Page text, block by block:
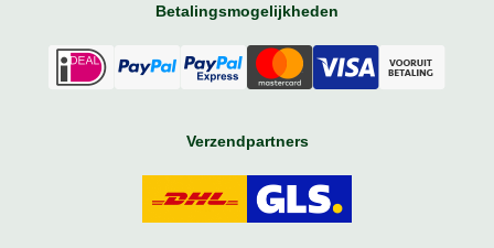
Betalingsmogelijkheden
Verzendpartners